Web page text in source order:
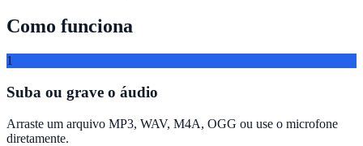
Como funciona
1
Suba ou grave o áudio
Arraste um arquivo MP3, WAV, M4A, OGG ou use o microfone
diretamente.